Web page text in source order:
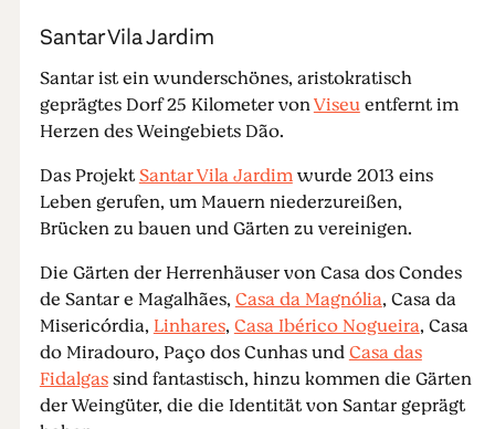
Santar Vila Jardim
Santar ist ein wunderschönes, aristokratisch
geprägtes Dorf 25 Kilometer vonViseuentfernt im
Herzen des Weingebiets Dão.
Das ProjektSantar Vila Jardimwurde 2013 eins
Leben gerufen, um Mauern niederzureißen,
Brücken zu bauen und Gärten zu vereinigen.
Die Gärten der Herrenhäuser von Casa dos Condes
de Santar e Magalhães,Casa da Magnólia, Casa da
Misericórdia,Linhares,Casa Ibérico Nogueira, Casa
do Miradouro, Paço dos Cunhas undCasa das
Fidalgassind fantastisch, hinzu kommen die Gärten
der Weingüter, die die Identität von Santar geprägt